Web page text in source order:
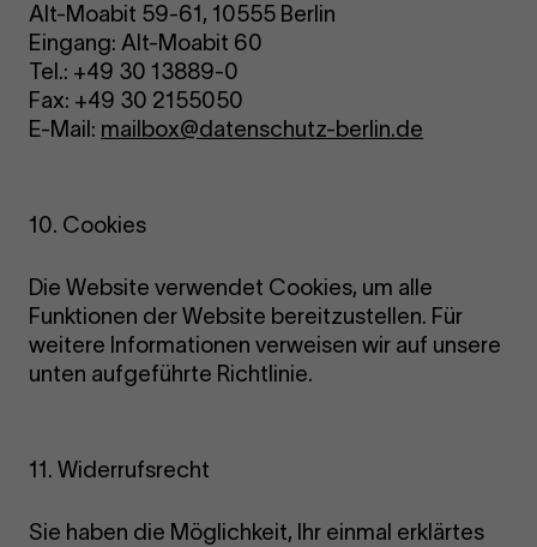
Alt-Moabit 59-61, 10555 Berlin
Eingang: Alt-Moabit 60
Tel.: +49 30 13889-0
Fax: +49 30 2155050
E-Mail: mailbox@datenschutz-berlin.de
10. Cookies
Die Website verwendet Cookies, um alle
Funktionen der Website bereitzustellen. Für
weitere Informationen verweisen wir auf unsere
unten aufgeführte Richtlinie.
11. Widerrufsrecht
Sie haben die Möglichkeit, Ihr einmal erklärtes